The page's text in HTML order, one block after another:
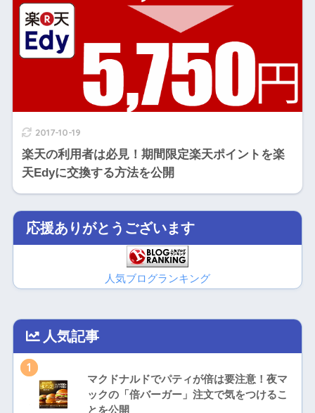
2017-10-19
楽天の利用者は必見！期間限定楽天ポイントを楽
天Edyに交換する方法を公開
応援ありがとうございます
人気ブログランキング
人気記事
1
マクドナルドでパティが倍は要注意！夜マ
ックの「倍バーガー」注文で気をつけるこ
とを公開